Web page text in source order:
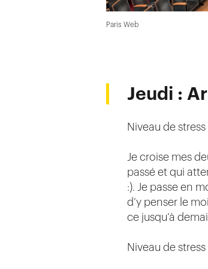
Paris Web
Jeudi :
Niveau de
Je croise mes
passé et qui
:). Je passe en
d’y penser le
ce jusqu’à
Niveau de stress